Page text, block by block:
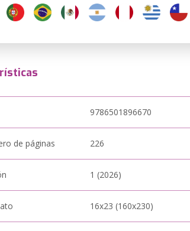
9786501896670
de páginas 226
1 (2026)
16x23 (160x230)